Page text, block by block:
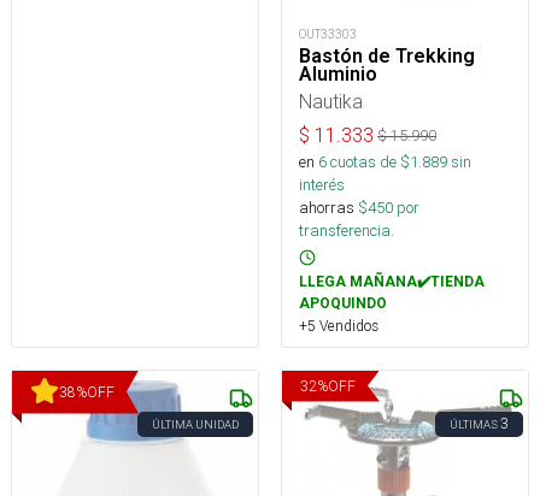
OUT33303
Bastón de Trekking
Aluminio
Nautika
$ 11.333 $15.990
en 6cuotas de $1.889sin
interés
ahorras $450 por
transferencia.
LLEGA MAÑANA✔️TIENDA
APOQUINDO
+5 Vendidos
38%OFF
ÚLTIMA UNIDAD
32%OFF
ÚLTIMAS3